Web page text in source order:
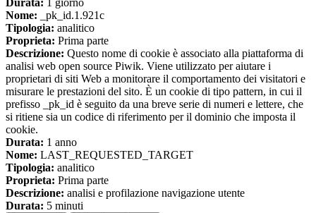
Durata: 1 giorno
Nome: _pk_id.1.921c
Tipologia: analitico
Proprieta: Prima parte
Descrizione: Questo nome di cookie è associato alla piattaforma di
analisi web open source Piwik. Viene utilizzato per aiutare i
proprietari di siti Web a monitorare il comportamento dei visitatori e
misurare le prestazioni del sito. È un cookie di tipo pattern, in cui il
prefisso _pk_id è seguito da una breve serie di numeri e lettere, che
si ritiene sia un codice di riferimento per il dominio che imposta il
cookie.
Durata: 1 anno
Nome: LAST_REQUESTED_TARGET
Tipologia: analitico
Proprieta: Prima parte
Descrizione: analisi e profilazione navigazione utente
Durata: 5 minuti